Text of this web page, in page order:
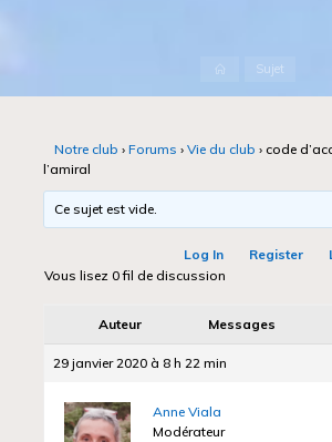
AccueilSujet
Notre club › Forums › Vie du club › code
l’amiral
Ce sujet est vide.
Log In Register
Vous lisez 0 fil de discussion
Auteur Messages
29 janvier 2020 à 8 h 22 min
Anne Viala
Modérateur